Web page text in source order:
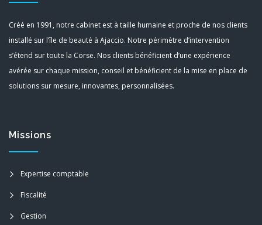
Créé en 1991, notre cabinet est à taille humaine et proche de nos clients
installé sur l’île de beauté à Ajaccio. Notre périmètre d’intervention
s’étend sur toute la Corse. Nos clients bénéficient d’une expérience
avérée sur chaque mission, conseil et bénéficient de la mise en place de
solutions sur mesure, innovantes, personnalisées.
Missions
Expertise comptable
Fiscalité
Gestion